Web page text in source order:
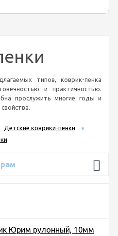
типов, коврик-пенка
и практичностью.
прослужить многие годы и
Детские коврики-пенки
Юрим рулонный, 10мм